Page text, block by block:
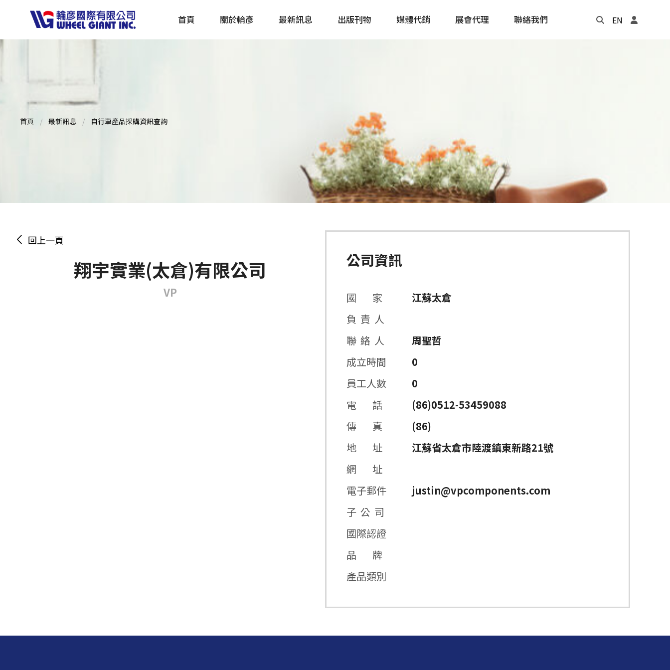
首頁 關於輪彥 最新訊息 出版刊物
戶外探索 Outside
主題書籍
媒體代銷 展會代理 聯絡我們 EN
首頁 最新訊息 自行車產品採購資訊查詢
回上一頁
翔宇實業(太倉)有限公司
VP
公司資訊
國 家
江蘇太倉
負 責 人
聯 絡 人
周聖哲
成立時間
0
員工人數
0
電 話
(86)0512-53459088
傳 真
(86)
地 址
江蘇省太倉市陸渡鎮東新路21號
網 址
電子郵件
justin@vpcomponents.com
子 公 司
國際認證
品 牌
產品類別